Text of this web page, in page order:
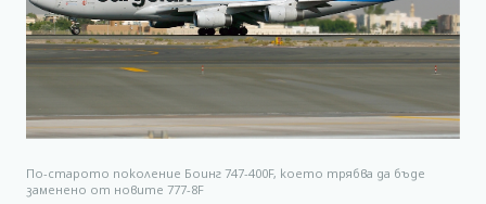
По-старото поколение Боинг 747-400F, което трябва да бъде
заменено от новите 777-8F